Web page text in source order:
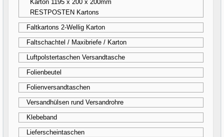
Karton 1195 x 200 x 200mm
RESTPOSTEN Kartons
Faltkartons 2-Wellig Karton
Faltschachtel / Maxibriefe / Karton
Luftpolstertaschen Versandtasche
Folienbeutel
Folienversandtaschen
Versandhülsen rund Versandrohre
Klebeband
Lieferscheintaschen